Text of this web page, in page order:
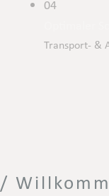
04
Transport- &
/